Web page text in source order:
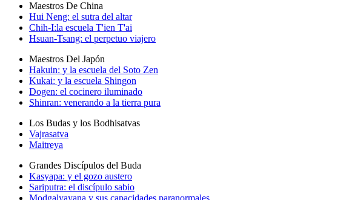
Maestros De China
Hui Neng: el sutra del altar
Chih-I:la escuela T'ien T'ai
Hsuan-Tsang: el perpetuo viajero
Maestros Del Japón
Hakuin: y la escuela del Soto Zen
Kukai: y la escuela Shingon
Dogen: el cocinero iluminado
Shinran: venerando a la tierra pura
Los Budas y los Bodhisatvas
Vajrasatva
Maitreya
Grandes Discípulos del Buda
Kasyapa: y el gozo austero
Sariputra: el discípulo sabio
Modgalyayana y sus capacidades paranormales